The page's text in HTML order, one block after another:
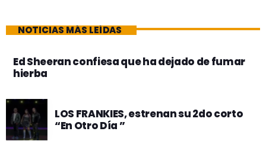
NOTICIAS MÁS LEÍDAS
Ed Sheeran confiesa que ha dejado de fumar
hierba
LOS FRANKIES, estrenan su 2do corto
“En Otro Día ”